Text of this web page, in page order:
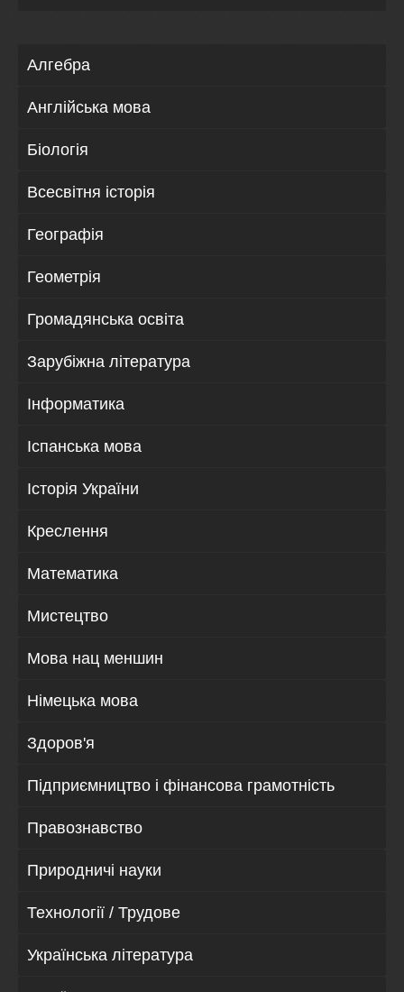
Алгебра
Англійська мова
Біологія
Всесвітня історія
Географія
Геометрія
Громадянська освіта
Зарубіжна література
Інформатика
Іспанська мова
Історія України
Креслення
Математика
Мистецтво
Мова нац меншин
Німецька мова
Здоров'я
Підприємництво і фінансова грамотність
Правознавство
Природничі науки
Технології / Трудове
Українська література